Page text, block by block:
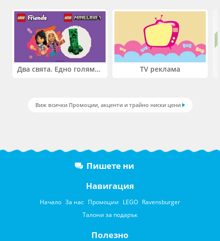
Два свята. Едно голямо приключение. Купи 2 продукта LEGO® Friends и/или LEGO® Minecraft и вземи -27% TV реклама
Виж всички Промоции, акценти и трайно ниски цени
Пишете ни
Навигация
Начало За нас Промоции LEGO Ravensburger
Талони за подарък
Полезно